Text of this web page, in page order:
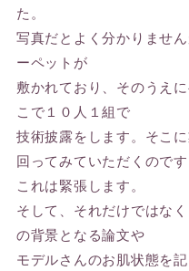
た。
写真だとよく分かりませ
ーペットが
敷かれており、そのうえ
こで１０人１組で
技術披露をします。そこ
回ってみていただくのです
これは緊張します。
そして、それだけではな
の背景となる論文や
モデルさんのお肌状態を